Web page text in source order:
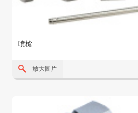
噴槍
放大圖片